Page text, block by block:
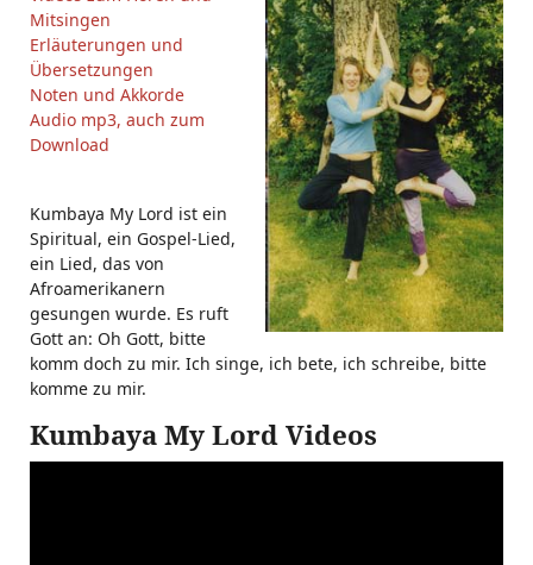
Mitsingen
Erläuterungen und
Übersetzungen
Noten und Akkorde
Audio mp3, auch zum
Download
Kumbaya My Lord ist ein
Spiritual, ein Gospel-Lied,
ein Lied, das von
Afroamerikanern
gesungen wurde. Es ruft
Gott an: Oh Gott, bitte
komm doch zu mir. Ich singe, ich bete, ich schreibe, bitte
komme zu mir.
Kumbaya My Lord Videos